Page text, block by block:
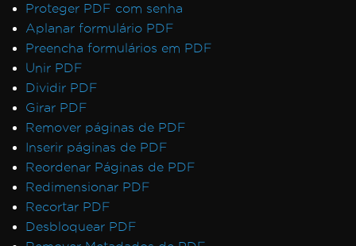
Proteger PDF com senha
Aplanar formulário PDF
Preencha formulários em PDF
Unir PDF
Dividir PDF
Girar PDF
Remover páginas de PDF
Inserir páginas de PDF
Reordenar Páginas de PDF
Redimensionar PDF
Recortar PDF
Desbloquear PDF